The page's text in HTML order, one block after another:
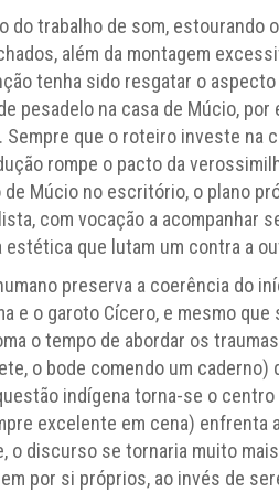
do trabalho de som, estourando
além da montagem
tenha sido resgatar o
pesadelo na casa de Múcio,
que o roteiro investe na
rompe o pacto da
Múcio no escritório, o plano
com vocação a acompanhar
estética que lutam um contra a
preserva a coerência do
e o garoto Cícero, e mesmo
o tempo de abordar os
o bode comendo um
indígena torna-se o
excelente em cena) enfrenta
o discurso se tornaria muito
por si próprios, ao invés de